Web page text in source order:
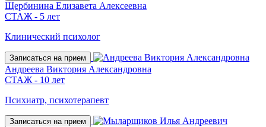
Щербинина Елизавета Алексеевна
СТАЖ - 5 лет
Клинический психолог
Записаться на прием
Андреева Виктория Александровна
СТАЖ - 10 лет
Психиатр, психотерапевт
Записаться на прием